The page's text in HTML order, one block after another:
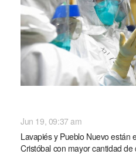
Jun 19, 09:37 am
Lavapiés y Pueblo Nuevo están
Cristóbal con mayor cantidad